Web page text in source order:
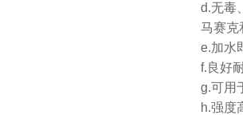
d.无毒
马赛克
e.加水
f.良好
g.可用
h.强度